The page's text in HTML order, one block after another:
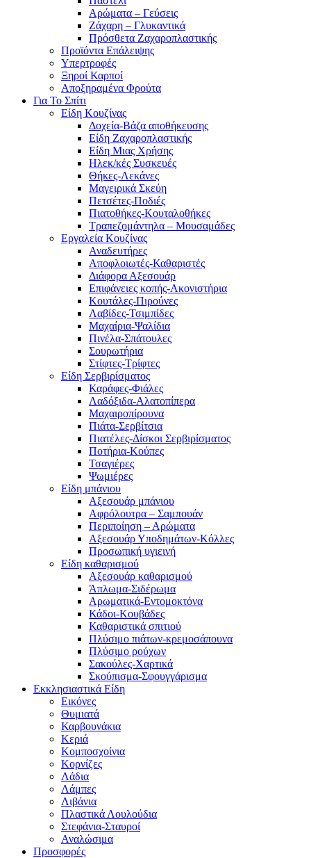
Αρώματα – Γεύσεις
Ζάχαρη – Γλυκαντικά
Πρόσθετα Ζαχαροπλαστικής
Προϊόντα Επάλειψης
Υπερτροφές
Ξηροί Καρποί
Αποξηραμένα Φρούτα
Για Το Σπίτι
Είδη Κουζίνας
Δοχεία-Βάζα αποθήκευσης
Είδη Ζαχαροπλαστικής
Είδη Μιας Χρήσης
Ηλεκ/κές Συσκευές
Θήκες-Λεκάνες
Μαγειρικά Σκεύη
Πετσέτες-Ποδιές
Πιατοθήκες-Κουταλοθήκες
Τραπεζομάντηλα – Μουσαμάδες
Εργαλεία Κουζίνας
Αναδευτήρες
Αποφλοιωτές-Καθαριστές
Διάφορα Αξεσουάρ
Επιφάνειες κοπής-Ακονιστήρια
Κουτάλες-Πιρούνες
Λαβίδες-Τσιμπίδες
Μαχαίρια-Ψαλίδια
Πινέλα-Σπάτουλες
Σουρωτήρια
Στίφτες-Τρίφτες
Είδη Σερβιρίσματος
Καράφες-Φιάλες
Λαδόξιδα-Αλατοπίπερα
Μαχαιροπίρουνα
Πιάτα-Σερβίτσια
Πιατέλες-Δίσκοι Σερβιρίσματος
Ποτήρια-Κούπες
Τσαγιέρες
Ψωμιέρες
Είδη μπάνιου
Αξεσουάρ μπάνιου
Αφρόλουτρα – Σαμπουάν
Περιποίηση – Αρώματα
Αξεσουάρ Υποδημάτων-Κόλλες
Προσωπική υγιεινή
Είδη καθαρισμού
Αξεσουάρ καθαρισμού
Άπλωμα-Σιδέρωμα
Αρωματικά-Εντομοκτόνα
Κάδοι-Κουβάδες
Καθαριστικά σπιτιού
Πλύσιμο πιάτων-κρεμοσάπουνα
Πλύσιμο ρούχων
Σακούλες-Χαρτικά
Σκούπισμα-Σφουγγάρισμα
Εκκλησιαστικά Είδη
Εικόνες
Θυμιατά
Καρβουνάκια
Κεριά
Κομποσχοίνια
Κορνίζες
Λάδια
Λάμπες
Λιβάνια
Πλαστικά Λουλούδια
Στεφάνια-Σταυροί
Αναλώσιμα
Προσφορές